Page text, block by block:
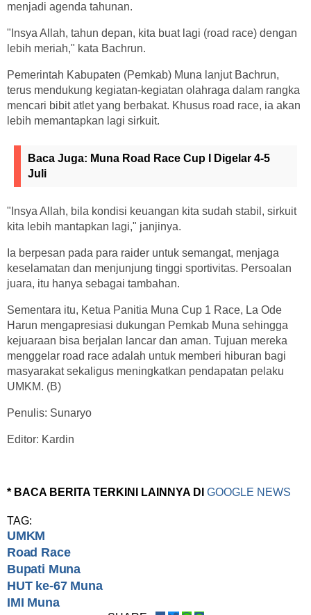
menjadi agenda tahunan.
"Insya Allah, tahun depan, kita buat lagi (road race) dengan
lebih meriah," kata Bachrun.
Pemerintah Kabupaten (Pemkab) Muna lanjut Bachrun,
terus mendukung kegiatan-kegiatan olahraga dalam rangka
mencari bibit atlet yang berbakat. Khusus road race, ia akan
lebih memantapkan lagi sirkuit.
Baca Juga: Muna Road Race Cup I Digelar 4-5
Juli
"Insya Allah, bila kondisi keuangan kita sudah stabil, sirkuit
kita lebih mantapkan lagi," janjinya.
Ia berpesan pada para raider untuk semangat, menjaga
keselamatan dan menjunjung tinggi sportivitas. Persoalan
juara, itu hanya sebagai tambahan.
Sementara itu, Ketua Panitia Muna Cup 1 Race, La Ode
Harun mengapresiasi dukungan Pemkab Muna sehingga
kejuaraan bisa berjalan lancar dan aman. Tujuan mereka
menggelar road race adalah untuk memberi hiburan bagi
masyarakat sekaligus meningkatkan pendapatan pelaku
UMKM. (B)
Penulis: Sunaryo
Editor: Kardin
* BACA BERITA TERKINI LAINNYA DI GOOGLE NEWS
TAG:
UMKM
Road Race
Bupati Muna
HUT ke-67 Muna
IMI Muna